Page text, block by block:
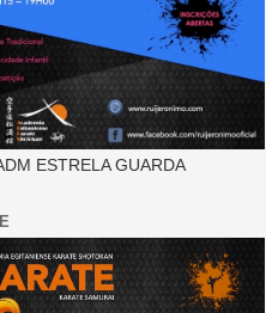
ESTRELA GUARDA